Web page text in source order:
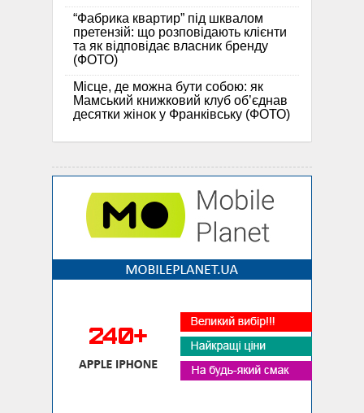
“Фабрика квартир” під шквалом
претензій: що розповідають клієнти
та як відповідає власник бренду
(ФОТО)
Місце, де можна бути собою: як
Мамський книжковий клуб об’єднав
десятки жінок у Франківську (ФОТО)